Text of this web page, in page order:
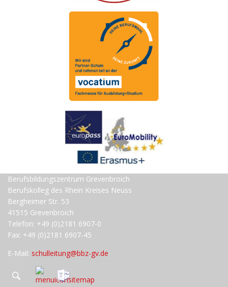
Berufsbildungszentrum Grevenbroich
Berufskolleg des Rhein Kreises Neuss
Bergheimer Str. 53
41515 Grevenbroich
Telefon: +49 (0)2181 6907-0
Fax: +49 (0)2181 6907-45
E-Mail: schulleitung@bbz-gv.de